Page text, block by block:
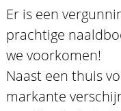
Er is een
prachtige
we voorkomen!
Naast een thuis
markante